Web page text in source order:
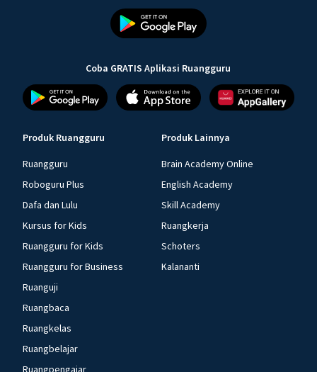
Coba GRATIS Aplikasi Ruangguru
Produk Ruangguru
Ruangguru
Roboguru Plus
Dafa dan Lulu
Kursus for Kids
Ruangguru for Kids
Ruangguru for Business
Ruanguji
Ruangbaca
Ruangkelas
Ruangbelajar
Ruangpengajar
Produk Lainnya
Brain Academy Online
English Academy
Skill Academy
Ruangkerja
Schoters
Kalananti